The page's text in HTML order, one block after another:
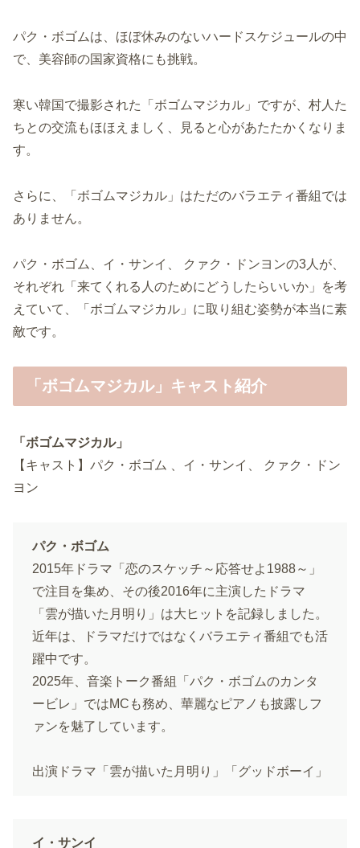
パク・ボゴムは、ほぼ休みのないハードスケジュールの中
で、美容師の国家資格にも挑戦。
寒い韓国で撮影された「ボゴムマジカル」ですが、村人た
ちとの交流もほほえましく、見ると心があたたかくなりま
す。
さらに、「ボゴムマジカル」はただのバラエティ番組では
ありません。
パク・ボゴム、イ・サンイ、 クァク・ドンヨンの3人が、
それぞれ「来てくれる人のためにどうしたらいいか」を考
えていて、「ボゴムマジカル」に取り組む姿勢が本当に素
敵です。
「ボゴムマジカル」キャスト紹介
「ボゴムマジカル」
【キャスト】パク・ボゴム 、イ・サンイ、 クァク・ドン
ヨン
パク・ボゴム
2015年ドラマ「恋のスケッチ～応答せよ1988～」
で注目を集め、その後2016年に主演したドラマ
「雲が描いた月明り」は大ヒットを記録しました。
近年は、ドラマだけではなくバラエティ番組でも活
躍中です。
2025年、音楽トーク番組「パク・ボゴムのカンタ
ービレ」ではMCも務め、華麗なピアノも披露しフ
ァンを魅了しています。
出演ドラマ「雲が描いた月明り」「グッドボーイ」
イ・サンイ